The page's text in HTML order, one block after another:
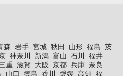
森 岩手 宮城 秋田 山形 福島 茨
神奈川 新潟 富山 石川
福井
三重 滋賀 大阪 京都 兵庫 奈良
山口 徳島 香川 愛媛 高知 福